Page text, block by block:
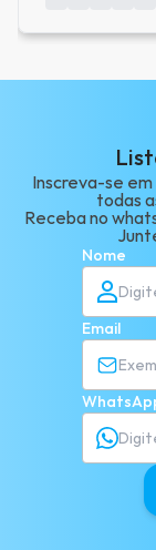
Inscreva-se
todas
Receba no
Nome
Email